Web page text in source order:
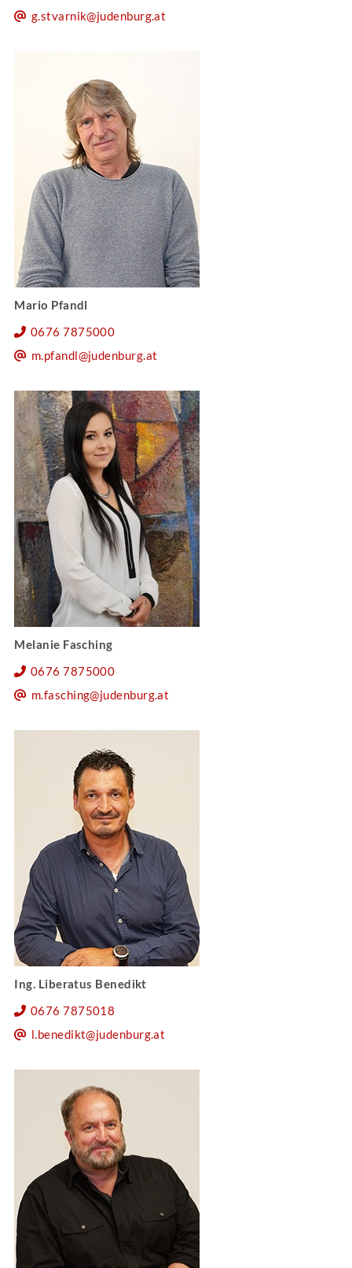
g.stvarnik@judenburg.at
Mario Pfandl
0676 7875000
m.pfandl@judenburg.at
Melanie Fasching
0676 7875000
m.fasching@judenburg.at
Ing. Liberatus Benedikt
0676 7875018
l.benedikt@judenburg.at